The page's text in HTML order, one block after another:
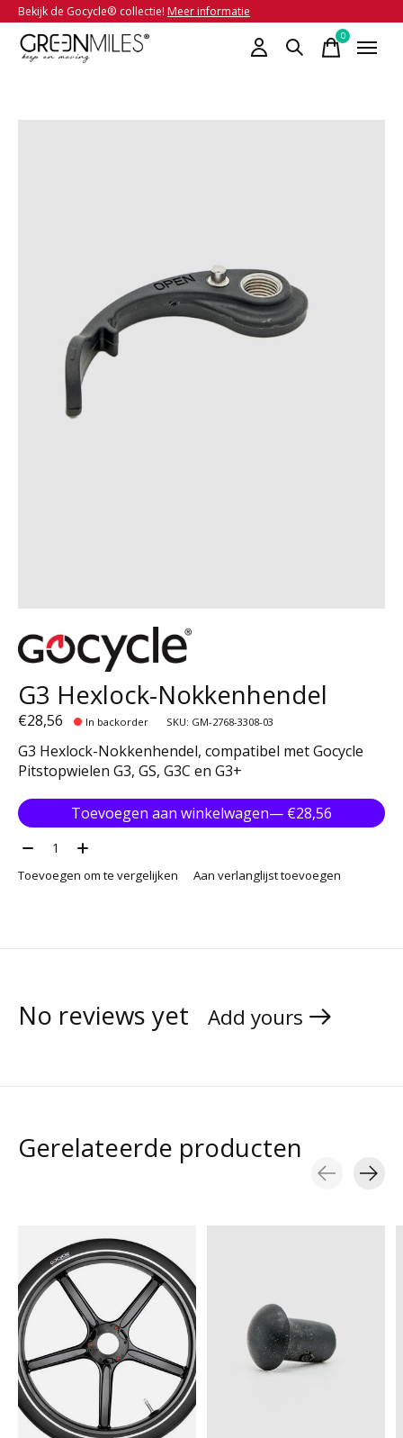
Bekijk de Gocycle® collectie! Meer informatie
0items
G3 Hexlock-Nokkenhendel
€28,56 In backorder SKU: GM-2768-3308-03
G3 Hexlock-Nokkenhendel, compatibel met Gocycle
Pitstopwielen G3, GS, G3C en G3+
Toevoegen aan winkelwagen
— €28,56
Aantal:
Toevoegen om te vergelijken Aan verlanglijst toevoegen
No reviews yet Add yours
Gerelateerde producten